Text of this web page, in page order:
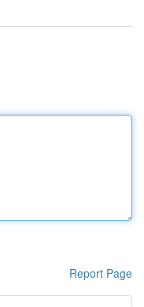
Report Page